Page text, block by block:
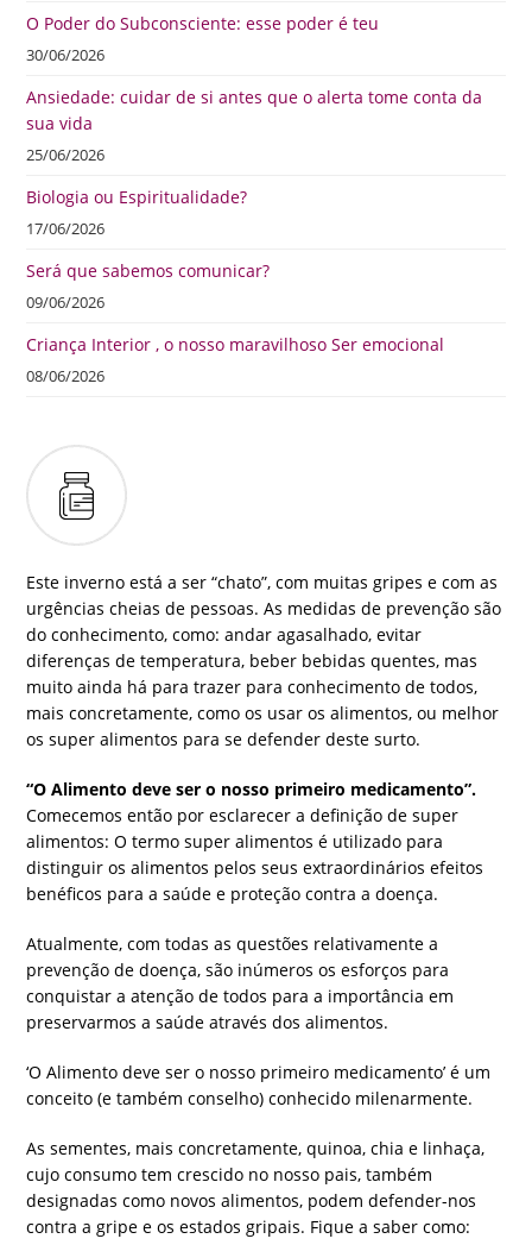
O Poder do Subconsciente: esse poder é teu
30/06/2026
Ansiedade: cuidar de si antes que o alerta tome conta da
sua vida
25/06/2026
Biologia ou Espiritualidade?
17/06/2026
Será que sabemos comunicar?
09/06/2026
Criança Interior , o nosso maravilhoso Ser emocional
08/06/2026
Este inverno está a ser “chato”, com muitas gripes e com as
urgências cheias de pessoas. As medidas de prevenção são
do conhecimento, como: andar agasalhado, evitar
diferenças de temperatura, beber bebidas quentes, mas
muito ainda há para trazer para conhecimento de todos,
mais concretamente, como os usar os alimentos, ou melhor
os super alimentos para se defender deste surto.
“O Alimento deve ser o nosso primeiro medicamento”.
Comecemos então por esclarecer a definição de super
alimentos: O termo super alimentos é utilizado para
distinguir os alimentos pelos seus extraordinários efeitos
benéficos para a saúde e proteção contra a doença.
Atualmente, com todas as questões relativamente a
prevenção de doença, são inúmeros os esforços para
conquistar a atenção de todos para a importância em
preservarmos a saúde através dos alimentos.
‘O Alimento deve ser o nosso primeiro medicamento’ é um
conceito (e também conselho) conhecido milenarmente.
As sementes, mais concretamente, quinoa, chia e linhaça,
cujo consumo tem crescido no nosso pais, também
designadas como novos alimentos, podem defender-nos
contra a gripe e os estados gripais. Fique a saber como: